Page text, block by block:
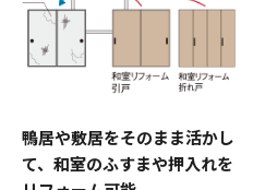
鴨居や敷居をそのまま活かし
て、 和室のふすまや押入れを